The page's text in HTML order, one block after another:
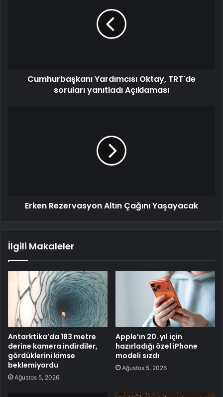
Cumhurbaşkanı Yardımcısı Oktay, TRT'de
soruları yanıtladı Açıklaması
Erken Rezervasyon Altın Çağını Yaşayacak
İlgili Makaleler
Antarktika’da 183 metre
derine kamera indirdiler,
gördüklerini kimse
beklemiyordu
Ağustos 5, 2026
Apple’ın 20. yıl için
hazırladığı özel iPhone
modeli sızdı
Ağustos 5, 2026